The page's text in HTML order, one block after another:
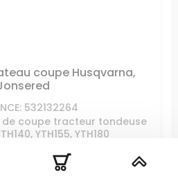
coupe Husqvarna,
532132264
coupe tracteur tondeuse
YTH155, YTH180